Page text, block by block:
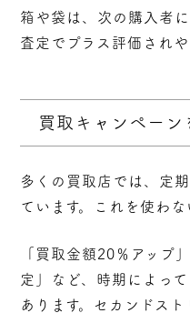
箱や袋は、次の購入者
査定でプラス評価されや
買取キャンペーン
多くの買取店では、定
ています。これを使わな
「買取金額20％アップ
定」など、時期によっ
あります。セカンドス